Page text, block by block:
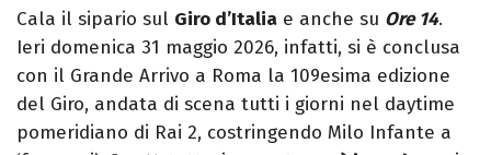
Pixar).
Cala il sipario sul Giro d’Italia e anche su Ore 14.
Ieri domenica 31 maggio 2026, infatti, si è conclusa
con il Grande Arrivo a Roma la 109esima edizione
del Giro, andata di scena tutti i giorni nel daytime
pomeridiano di Rai 2, costringendo Milo Infante a